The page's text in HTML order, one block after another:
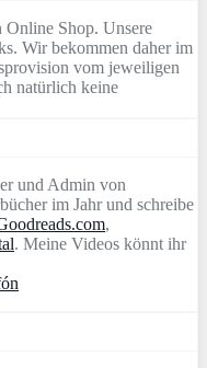
Online Shop. Unsere
Wir bekommen daher im
vom jeweiligen
natürlich keine
und Admin von
im Jahr und schreibe
,
. Meine Videos könnt ihr